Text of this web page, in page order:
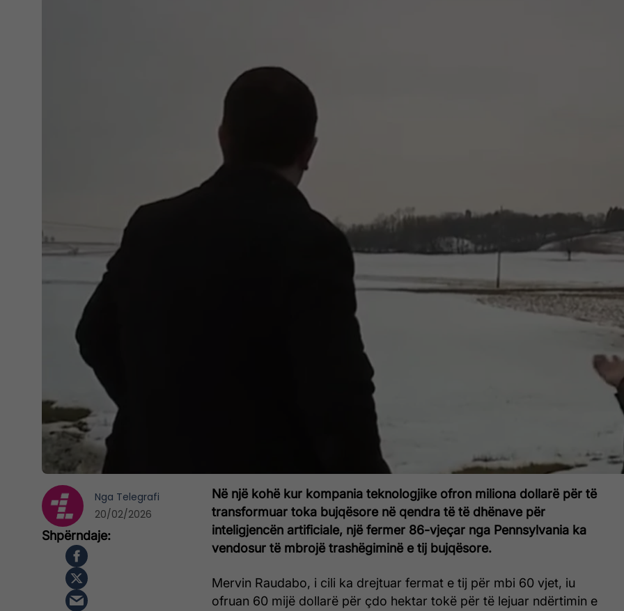
Në një kohë kur kompania teknologjike ofron miliona dollarë për të
transformuar toka bujqësore në qendra të të dhënave për
inteligjencën artificiale, një fermer 86-vjeçar nga Pennsylvania ka
vendosur të mbrojë trashëgiminë e tij bujqësore.
Mervin Raudabo, i cili ka drejtuar fermat e tij për mbi 60 vjet, iu
ofruan 60 mijë dollarë për çdo hektar tokë për të lejuar ndërtimin e
Nga Telegrafi
20/02/2026